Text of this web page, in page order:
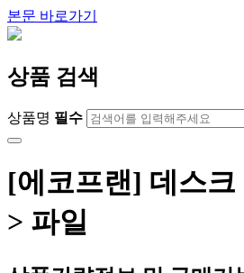
본문 바로가기
상품 검색
상품명 필수
[에코프랜] 데스크
> 파일